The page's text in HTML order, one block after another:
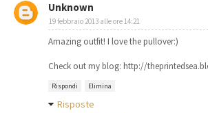
Unknown
19 febbraio 2013 alle ore 14:21
Amazing outfit! I love the pullover:)
Check out my blog: http://
Rispondi Elimina
Risposte